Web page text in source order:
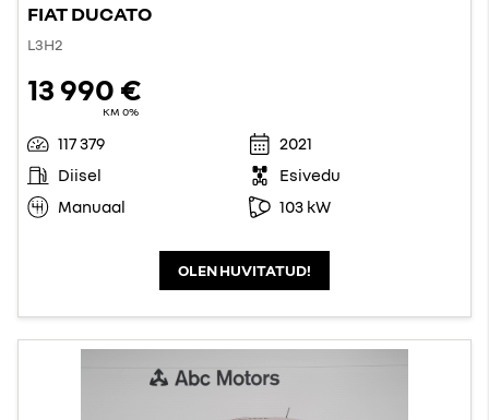
FIAT DUCATO
L3H2
13 990 €
KM 0%
117 379
2021
Diisel
Esivedu
Manuaal
103 kW
OLEN HUVITATUD!